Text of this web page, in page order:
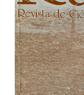
de
artigos